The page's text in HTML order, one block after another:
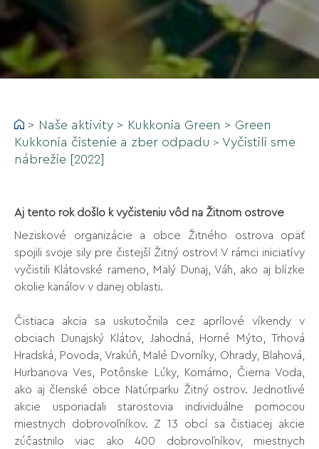
> Naše aktivity > Kukkonia Green > Green
Kukkonia čistenie a zber odpadu > Vyčistili sme
nábrežie [2022]
Aj tento rok došlo k vyčisteniu vôd na Žitnom ostrove
Neziskové organizácie a obce Žitného ostrova opäť
spojili svoje sily pre čistejší Žitný ostrov! V rámci iniciatívy
vyčistili Klátovské rameno, Malý Dunaj, Váh, ako aj blízke
okolie kanálov v danej oblasti.
Čistiaca akcia sa uskutočnila cez aprílové víkendy v
obciach Dunajský Klátov, Jahodná, Horné Mýto, Trhová
Hradská, Povoda, Vrakúň, Malé Dvorníky, Ohrady, Blahová,
Hurbanova Ves, Potônske Lúky, Komárno, Čierna Voda,
ako aj členské obce Natúrparku Žitný ostrov. Jednotlivé
akcie usporiadali starostovia individuálne pomocou
miestnych dobrovoľníkov. Z 13 obcí sa čistiacej akcie
zúčastnilo viac ako 400 dobrovoľníkov, miestnych